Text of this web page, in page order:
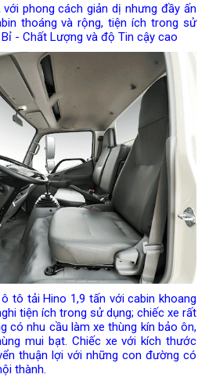
với phong cách giản dị nhưng đầy ấn
thoáng và rộng, tiện ích trong sử
- Chất Lượng và độ Tin cậy cao
tô tải Hino 1,9 tấn với cabin khoang
tiện ích trong sử dụng; chiếc xe rất
có nhu cầu làm xe thùng kín bảo ôn,
mui bạt. Chiếc xe với kích thước
thuận lợi với những con đường có
thành.